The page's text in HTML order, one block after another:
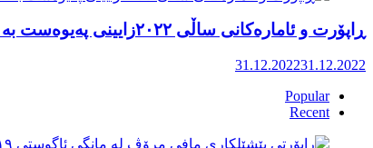
ڕاپۆرت و ئامارەکانی ساڵی ٢٠٢٢زایینی پەیوەست بە خۆکوژی منداڵان لە کوردستان
31.12.202231.12.2022
Popular
Recent